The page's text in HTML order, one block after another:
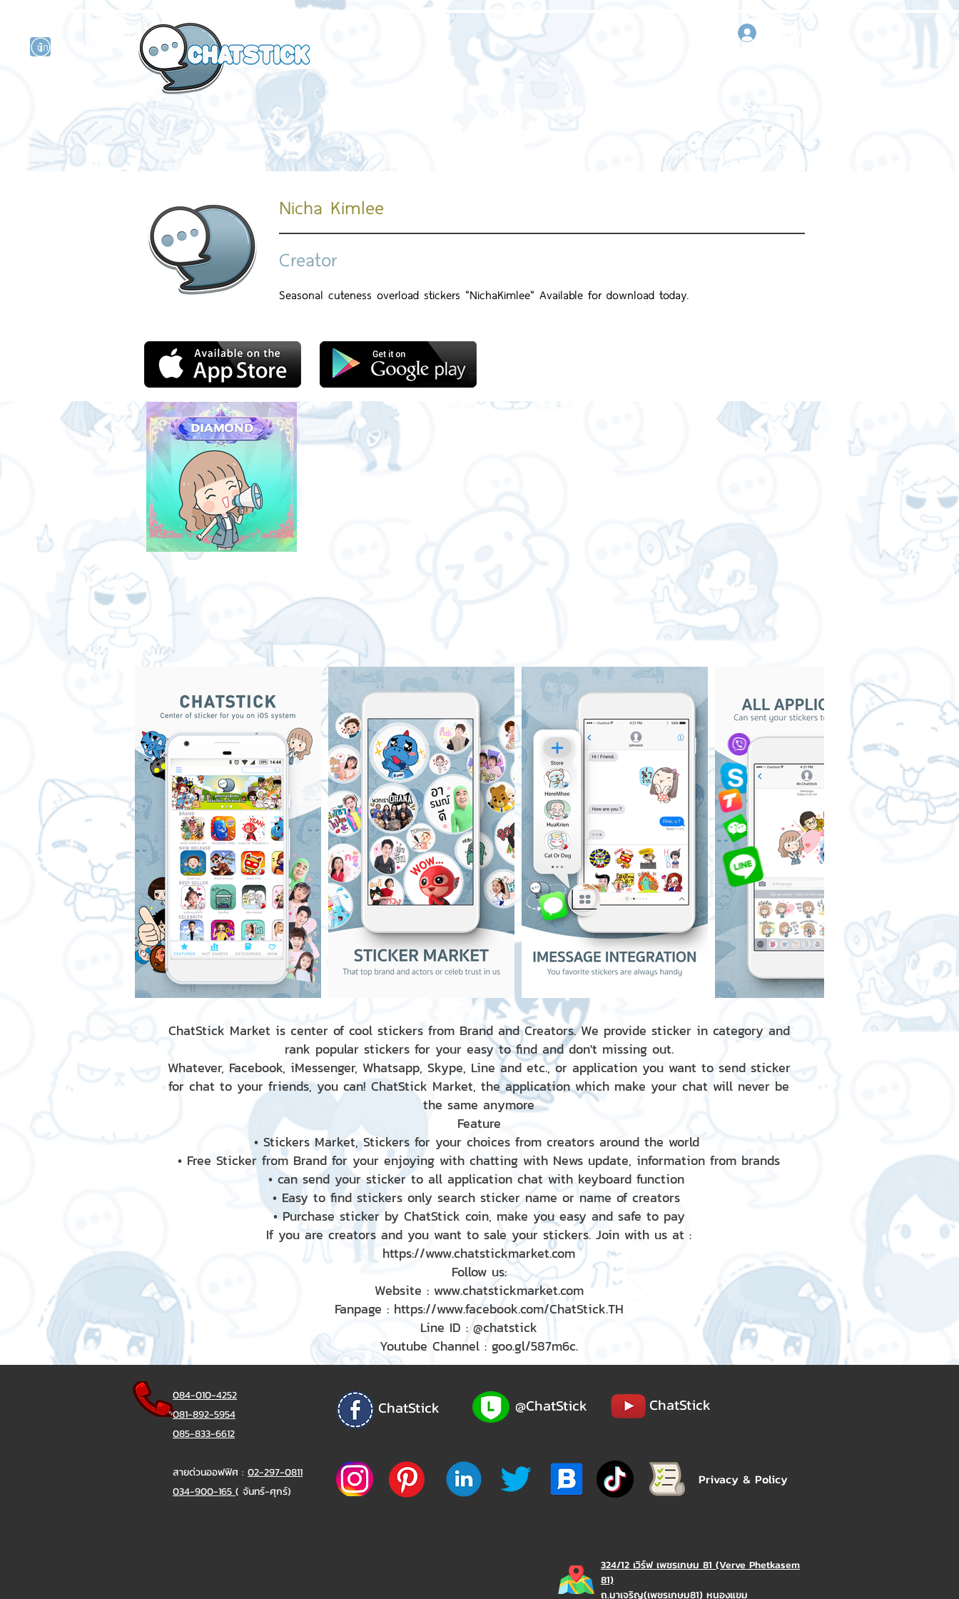
นักแสดงศิลปิน
เข้าสู่ระบบ
หน้าแรก ขอใบเสนอราคา ติดต่อเรา
Nicha Kimlee
Creator
Seasonal cuteness overload stickers "NichaKimlee" Available for download today.
ChatStick Market is center of cool stickers from Brand and Creators. We provide sticker in category and
rank popular stickers for your easy to find and don't missing out.
Whatever, Facebook, iMessenger, Whatsapp, Skype, Line and etc., or application you want to send sticker
for chat to your friends, you can! ChatStick Market, the application which make your chat will never be
the same anymore
Feature
• Stickers Market, Stickers for your choices from creators around the world
• Free Sticker from Brand for your enjoying with chatting with News update, information from brands
• can send your sticker to all application chat with keyboard function
• Easy to find stickers only search sticker name or name of creators
• Purchase sticker by ChatStick coin, make you easy and safe to pay
If you are creators and you want to sale your stickers. Join with us at :
https://www.chatstickmarket.com
Follow us:
Website : www.chatstickmarket.com
Fanpage : https://www.facebook.com/ChatStick.TH
Line ID : @chatstick
Youtube Channel : goo.gl/587m6c.
084-010-4252
081-892-5954
085-833-6612
สายด่วนออฟฟิศ : 02-297-0811
034-900-165 ( จันทร์-ศุกร์)
ChatStick @ChatStick ChatStick
Privacy & Policy
324/12 เวิร์ฟ เพชรเกษม 81 (Verve Phetkasem
81)
ถ.มาเจริญ(เพชรเกษม81) หนองแขม